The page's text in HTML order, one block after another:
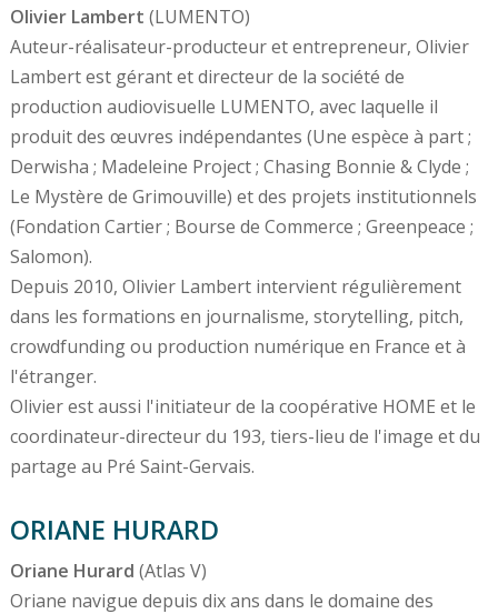
Olivier Lambert (LUMENTO)
Auteur-réalisateur-producteur et entrepreneur, Olivier
Lambert est gérant et directeur de la société de
production audiovisuelle LUMENTO, avec laquelle il
produit des œuvres indépendantes (Une espèce à part ;
Derwisha ; Madeleine Project ; Chasing Bonnie & Clyde ;
Le Mystère de Grimouville) et des projets institutionnels
(Fondation Cartier ; Bourse de Commerce ; Greenpeace ;
Salomon).
Depuis 2010, Olivier Lambert intervient régulièrement
dans les formations en journalisme, storytelling, pitch,
crowdfunding ou production numérique en France et à
l'étranger.
Olivier est aussi l'initiateur de la coopérative HOME et le
coordinateur-directeur du 193, tiers-lieu de l'image et du
partage au Pré Saint-Gervais.
ORIANE HURARD
Oriane Hurard (Atlas V)
Oriane navigue depuis dix ans dans le domaine des